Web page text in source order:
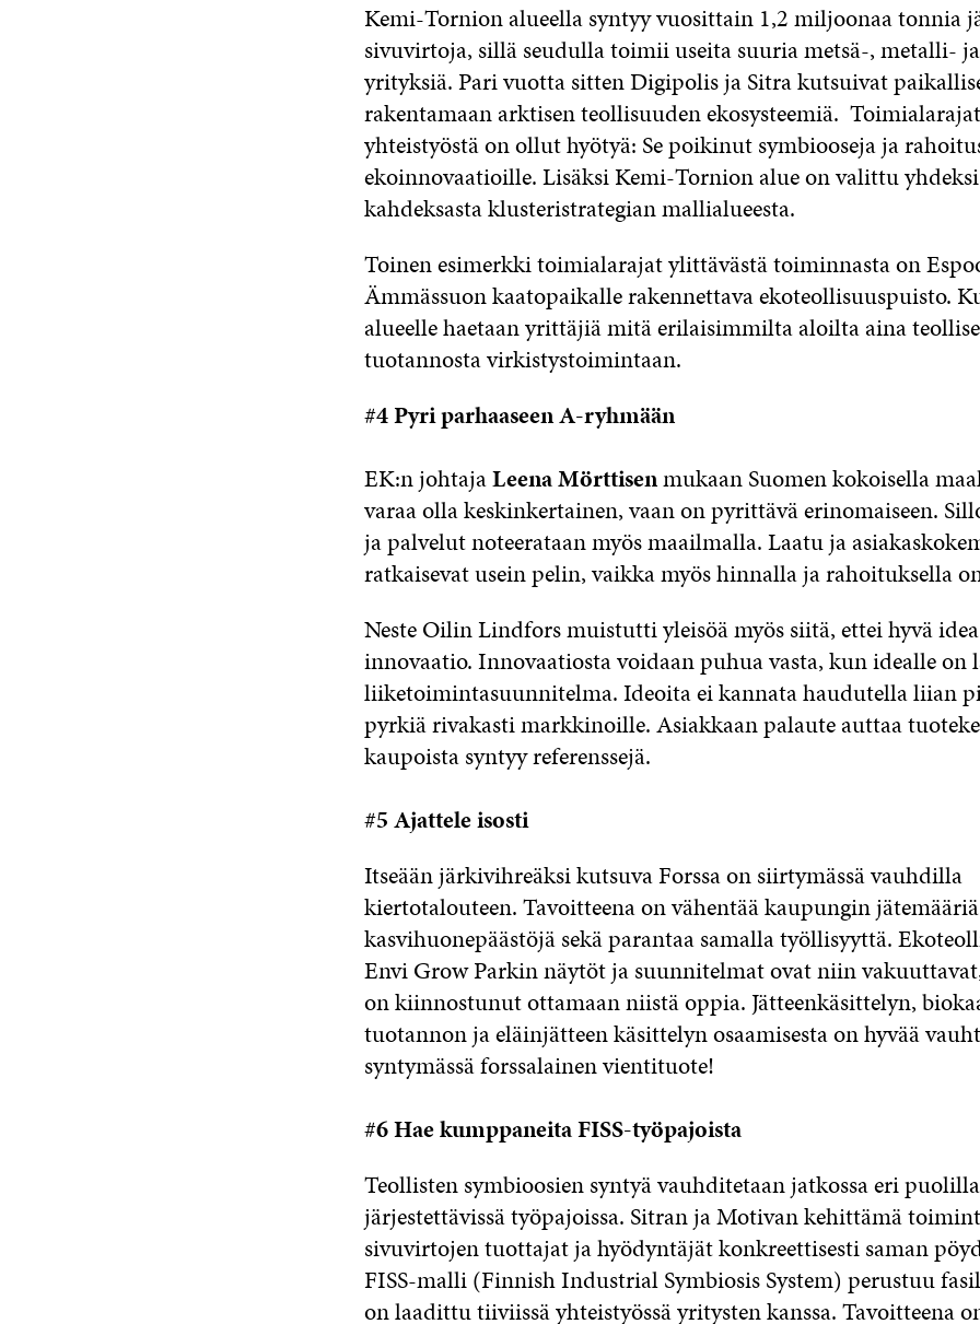
Kemi-Tornion alueella syntyy vuosittain 1,2 miljoonaa tonnia
sivuvirtoja, sillä seudulla toimii useita suuria metsä-, metalli-
yrityksiä. Pari vuotta sitten Digipolis ja Sitra kutsuivat
rakentamaan arktisen teollisuuden ekosysteemiä.
yhteistyöstä on ollut hyötyä: Se poikinut symbiooseja ja
ekoinnovaatioille. Lisäksi Kemi-Tornion alue on valittu
kahdeksasta klusteristrategian mallialueesta.
Toinen esimerkki toimialarajat ylittävästä toiminnasta on
Ämmässuon kaatopaikalle rakennettava ekoteollisuuspuisto.
alueelle haetaan yrittäjiä mitä erilaisimmilta aloilta aina
tuotannosta virkistystoimintaan.
#4 Pyri parhaaseen A-ryhmään
EK:n johtajaLeena Mörttisenmukaan Suomen kokoisella
varaa olla keskinkertainen, vaan on pyrittävä erinomaiseen.
ja palvelut noteerataan myös maailmalla. Laatu ja
ratkaisevat usein pelin, vaikka myös hinnalla ja rahoituksella
Neste Oilin Lindfors muistutti yleisöä myös siitä, ettei hyvä
innovaatio. Innovaatiosta voidaan puhua vasta, kun idealle on
liiketoimintasuunnitelma. Ideoita ei kannata haudutella liian
pyrkiä rivakasti markkinoille. Asiakkaan palaute auttaa
kaupoista syntyy referenssejä.
#5 Ajattele isosti
Itseään järkivihreäksi kutsuva Forssa on siirtymässä vauhdilla
kiertotalouteen. Tavoitteena on vähentää kaupungin
kasvihuonepäästöjä sekä parantaa samalla työllisyyttä.
Envi Grow Parkin näytöt ja suunnitelmat ovat niin
on kiinnostunut ottamaan niistä oppia. Jätteenkäsittelyn,
tuotannon ja eläinjätteen käsittelyn osaamisesta on hyvää
syntymässä forssalainen vientituote!
#6 Hae kumppaneita FISS-työpajoista
Teollisten symbioosien syntyä vauhditetaan jatkossa eri
järjestettävissä työpajoissa. Sitran ja Motivan kehittämä
sivuvirtojen tuottajat ja hyödyntäjät konkreettisesti saman
FISS-malli (Finnish Industrial Symbiosis System) perustuu
on laadittu tiiviissä yhteistyössä yritysten kanssa. Tavoitteena